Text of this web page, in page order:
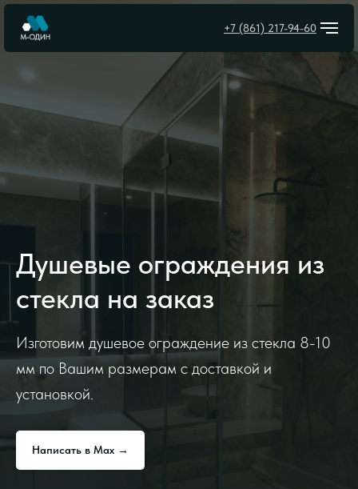
+7 (861) 217-94-60
Душевые ограждения из
стекла на заказ
Изготовим душевое ограждение из стекла 8-10
мм по Вашим размерам с доставкой и
установкой.
Написать в Max →